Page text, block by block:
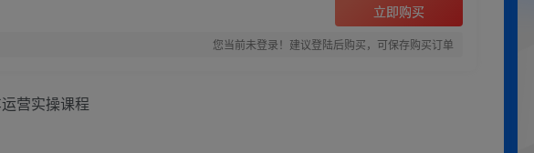
立即购买
您当前未登录！建议登陆后购买，可保存购买订单
营实操课程